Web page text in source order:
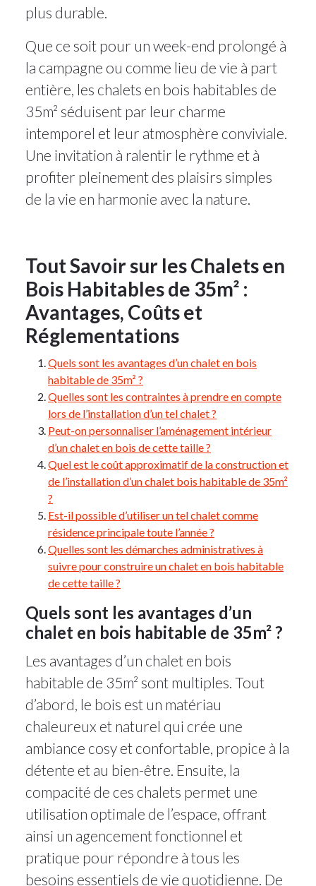
plus durable.
Que ce soit pour un week-end prolongé à
la campagne ou comme lieu de vie à part
entière, les chalets en bois habitables de
35m² séduisent par leur charme
intemporel et leur atmosphère conviviale.
Une invitation à ralentir le rythme et à
profiter pleinement des plaisirs simples
de la vie en harmonie avec la nature.
Tout Savoir sur les Chalets en
Bois Habitables de 35m² :
Avantages, Coûts et
Réglementations
Quels sont les avantages d’un chalet en bois
habitable de 35m² ?
Quelles sont les contraintes à prendre en compte
lors de l’installation d’un tel chalet ?
Peut-on personnaliser l’aménagement intérieur
d’un chalet en bois de cette taille ?
Quel est le coût approximatif de la construction et
de l’installation d’un chalet bois habitable de 35m²
?
Est-il possible d’utiliser un tel chalet comme
résidence principale toute l’année ?
Quelles sont les démarches administratives à
suivre pour construire un chalet en bois habitable
de cette taille ?
Quels sont les avantages d’un
chalet en bois habitable de 35m² ?
Les avantages d’un chalet en bois
habitable de 35m² sont multiples. Tout
d’abord, le bois est un matériau
chaleureux et naturel qui crée une
ambiance cosy et confortable, propice à la
détente et au bien-être. Ensuite, la
compacité de ces chalets permet une
utilisation optimale de l’espace, offrant
ainsi un agencement fonctionnel et
pratique pour répondre à tous les
besoins essentiels de vie quotidienne. De